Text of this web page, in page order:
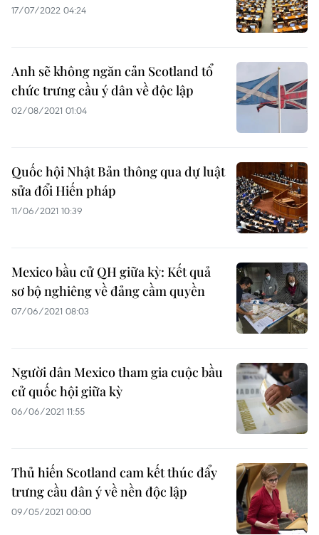
17/07/2022 04:24
Anh sẽ không ngăn cản Scotland tổ
chức trưng cầu ý dân về độc lập
02/08/2021 01:04
Quốc hội Nhật Bản thông qua dự luật
sửa đổi Hiến pháp
11/06/2021 10:39
Mexico bầu cử QH giữa kỳ: Kết quả
sơ bộ nghiêng về đảng cầm quyền
07/06/2021 08:03
Người dân Mexico tham gia cuộc bầu
cử quốc hội giữa kỳ
06/06/2021 11:55
Thủ hiến Scotland cam kết thúc đẩy
trưng cầu dân ý về nền độc lập
09/05/2021 00:00